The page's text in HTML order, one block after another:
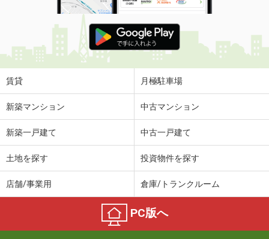
賃貸 月極駐車場
新築マンション 中古マンション
新築一戸建て 中古一戸建て
土地を探す 投資物件を探す
店舗/事業用 倉庫/トランクルーム
PC版へ